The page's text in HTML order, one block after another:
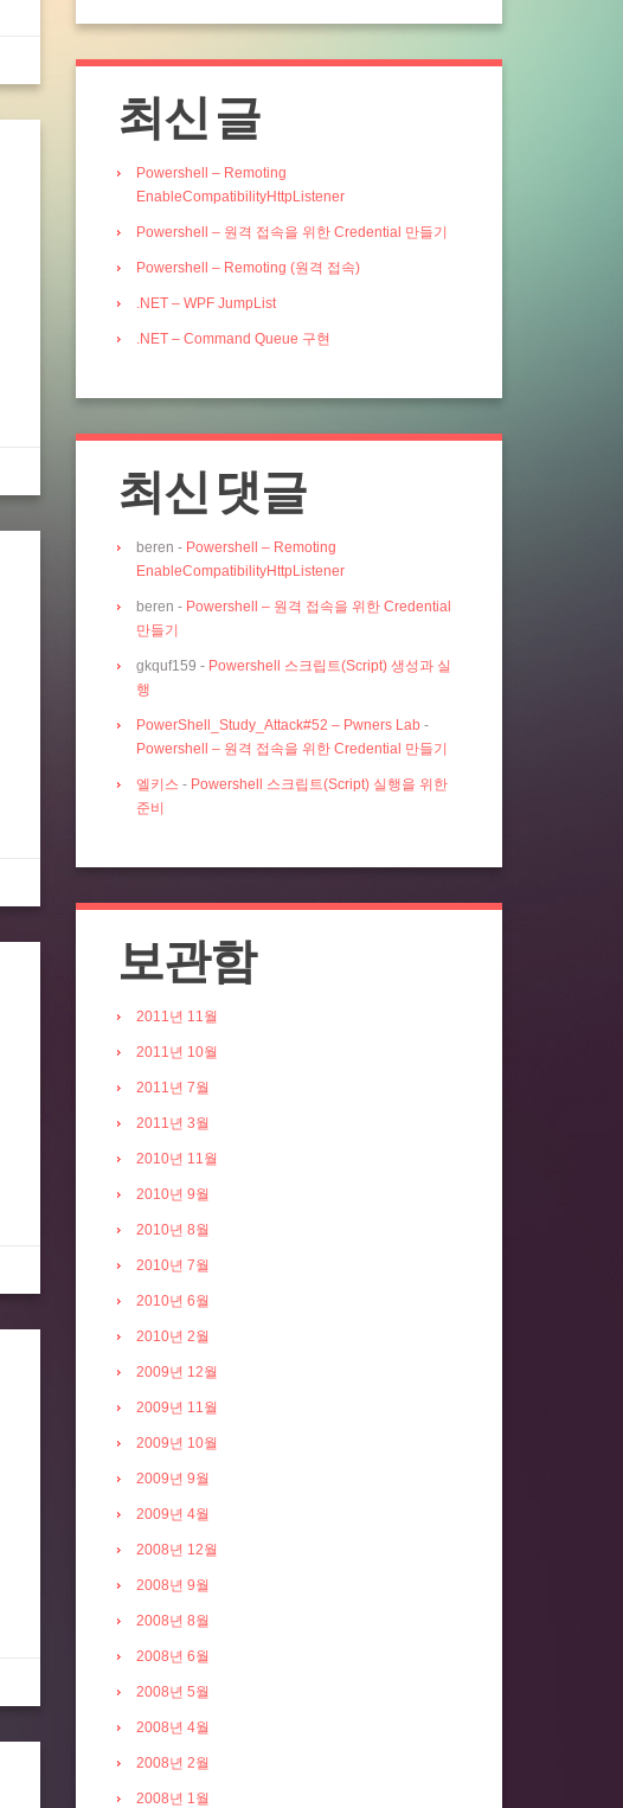
최신 글
Powershell – Remoting
EnableCompatibilityHttpListener
Powershell – 원격 접속을 위한 Credential 만들기
Powershell – Remoting (원격 접속)
.NET – WPF JumpList
.NET – Command Queue 구현
최신 댓글
beren - Powershell – Remoting
EnableCompatibilityHttpListener
beren - Powershell – 원격 접속을 위한 Credential
만들기
gkquf159 - Powershell 스크립트(Script) 생성과 실
행
PowerShell_Study_Attack#52 – Pwners Lab -
Powershell – 원격 접속을 위한 Credential 만들기
엘키스 - Powershell 스크립트(Script) 실행을 위한
준비
보관함
2011년 11월
2011년 10월
2011년 7월
2011년 3월
2010년 11월
2010년 9월
2010년 8월
2010년 7월
2010년 6월
2010년 2월
2009년 12월
2009년 11월
2009년 10월
2009년 9월
2009년 4월
2008년 12월
2008년 9월
2008년 8월
2008년 6월
2008년 5월
2008년 4월
2008년 2월
2008년 1월